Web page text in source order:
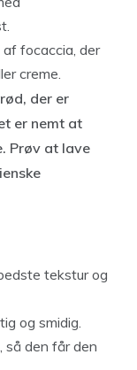
focaccia, der
creme.
der er
er nemt at
Prøv at lave
tekstur og
og smidig.
den får den